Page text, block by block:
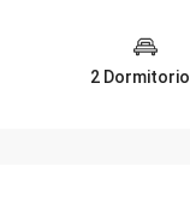
2